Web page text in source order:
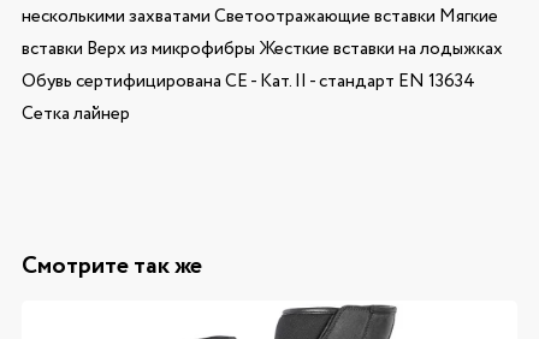
несколькими захватами Светоотражающие вставки Мягкие
вставки Верх из микрофибры Жесткие вставки на лодыжках
Обувь сертифицирована CE - Кат. II - стандарт EN 13634
Сетка лайнер
Смотрите так же